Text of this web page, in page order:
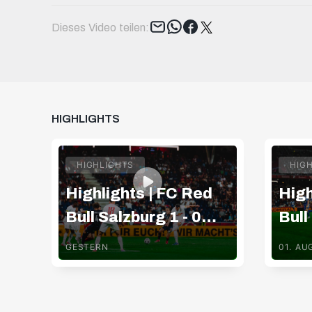
Dieses Video teilen: Tweet
HIGHLIGHTS
HIGHLIGHTS
Highlights | FC Red
Bull Salzburg 1 - 0
Pafos FC
GESTERN
Bull
01.